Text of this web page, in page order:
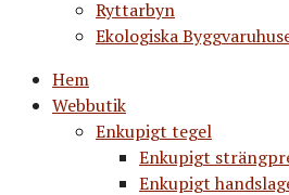
Ryttarbyn
Ekologiska
Hem
Webbutik
Enkupigt tegel
Enkupigt
Enkupigt